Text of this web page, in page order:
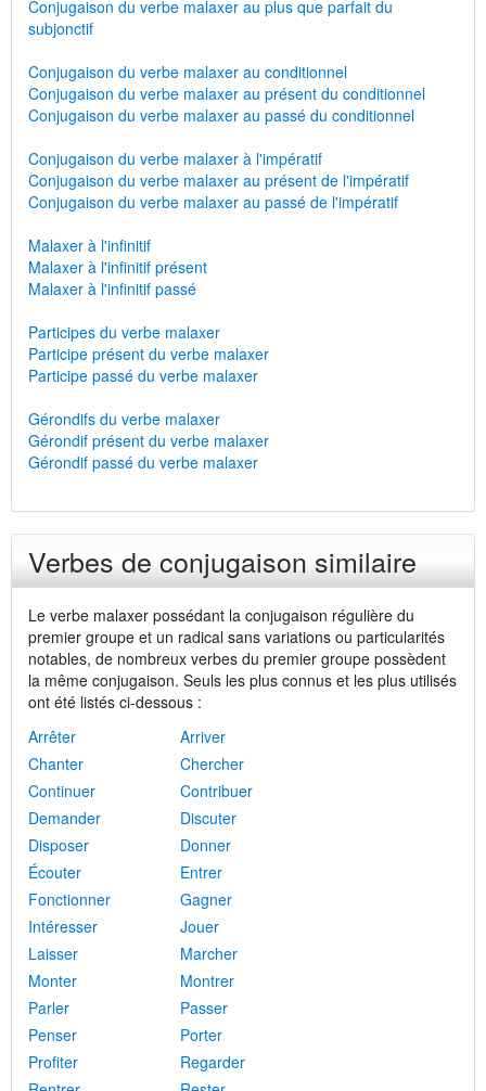
Conjugaison du verbe malaxer au plus que parfait du
subjonctif
Conjugaison du verbe malaxer au conditionnel
Conjugaison du verbe malaxer au présent du conditionnel
Conjugaison du verbe malaxer au passé du conditionnel
Conjugaison du verbe malaxer à l'impératif
Conjugaison du verbe malaxer au présent de l'impératif
Conjugaison du verbe malaxer au passé de l'impératif
Malaxer à l'infinitif
Malaxer à l'infinitif présent
Malaxer à l'infinitif passé
Participes du verbe malaxer
Participe présent du verbe malaxer
Participe passé du verbe malaxer
Gérondifs du verbe malaxer
Gérondif présent du verbe malaxer
Gérondif passé du verbe malaxer
Verbes de conjugaison similaire
Le verbe malaxer possédant la conjugaison régulière du
premier groupe et un radical sans variations ou particularités
notables, de nombreux verbes du premier groupe possèdent
la même conjugaison. Seuls les plus connus et les plus utilisés
ont été listés ci-dessous :
Arrêter
Arriver
Chanter
Chercher
Continuer
Contribuer
Demander
Discuter
Disposer
Donner
Écouter
Entrer
Fonctionner
Gagner
Intéresser
Jouer
Laisser
Marcher
Monter
Montrer
Parler
Passer
Penser
Porter
Profiter
Regarder